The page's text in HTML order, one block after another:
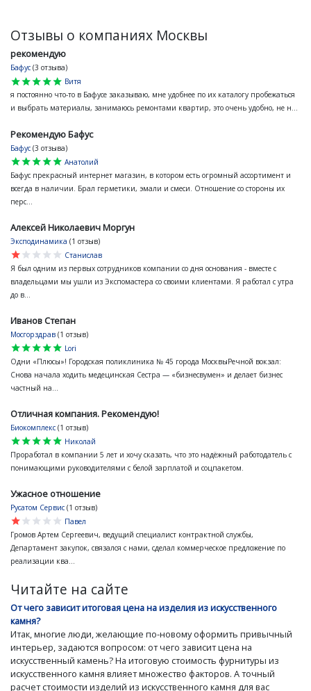
Отзывы о компаниях Москвы
рекомендую
Бафус (3 отзыва)
star
star
star
star
star
Витя
я постоянно что-то в Бафусе заказываю, мне удобнее по их каталогу пробежаться
и выбрать материалы, занимаюсь ремонтами квартир, это очень удобно, не н...
Рекомендую Бафус
Бафус (3 отзыва)
star
star
star
star
star
Анатолий
Бафус прекрасный интернет магазин, в котором есть огромный ассортимент и
всегда в наличии. Брал герметики, эмали и смеси. Отношение со стороны их
перс...
Алексей Николаевич Моргун
Эксподинамика (1 отзыв)
star
star
star
star
star
Станислав
Я был одним из первых сотрудников компании со дня основания - вместе с
владельцами мы ушли из Экспомастера со своими клиентами. Я работал с утра
до в...
Иванов Степан
Мосгорздрав (1 отзыв)
star
star
star
star
star
Lori
Одни «Плюсы»! Городская поликлиника № 45 города МосквыРечной вокзал:
Снова начала ходить медецинская Сестра — «бизнесвумен» и делает бизнес
частный на...
Отличная компания. Рекомендую!
Биокомплекс (1 отзыв)
star
star
star
star
star
Николай
Проработал в компании 5 лет и хочу сказать, что это надёжный работодатель с
понимающими руководителями с белой зарплатой и соцпакетом.
Ужасное отношение
Русатом Сервис (1 отзыв)
star
star
star
star
star
Павел
Громов Артем Сергеевич, ведущий специалист контрактной службы,
Департамент закупок, связался с нами, сделал коммерческое предложение по
реализации ква...
Читайте на сайте
От чего зависит итоговая цена на изделия из искусственного
камня?
Итак, многие люди, желающие по-новому оформить привычный
интерьер, задаются вопросом: от чего зависит цена на
искусственный камень? На итоговую стоимость фурнитуры из
искусственного камня влияет множество факторов. А точный
расчет стоимости изделий из искусственного камня для вас